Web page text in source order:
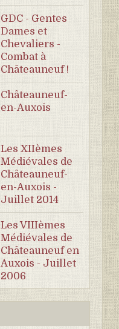
GDC - Gentes
Dames et
Chevaliers -
Combat à
Châteauneuf !
Châteauneuf-
en-Auxois
Les XIIèmes
Médiévales de
Châteauneuf-
en-Auxois -
Juillet 2014
Les VIIIèmes
Médiévales de
Châteauneuf en
Auxois - Juillet
2006